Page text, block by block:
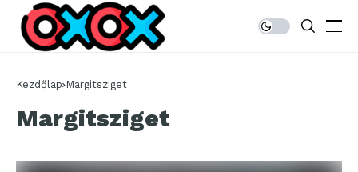
Kezdőlap Margitsziget
Margitsziget